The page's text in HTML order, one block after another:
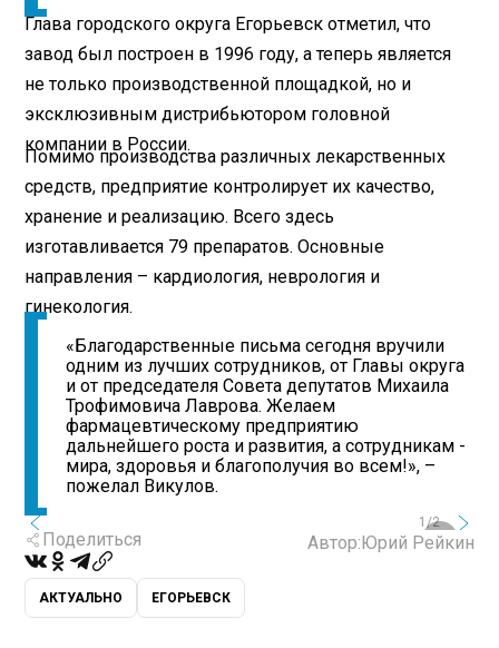
Глава городского округа Егорьевск отметил, что
завод был построен в 1996 году, а теперь является
не только производственной площадкой, но и
эксклюзивным дистрибьютором головной
компании в России.
Помимо производства различных лекарственных
средств, предприятие контролирует их качество,
хранение и реализацию. Всего здесь
изготавливается 79 препаратов. Основные
направления – кардиология, неврология и
гинекология.
«Благодарственные письма сегодня вручили
одним из лучших сотрудников, от Главы округа
и от председателя Совета депутатов Михаила
Трофимовича Лаврова. Желаем
фармацевтическому предприятию
дальнейшего роста и развития, а сотрудникам -
мира, здоровья и благополучия во всем!», –
пожелал Викулов.
1/2
Поделиться Автор: Юрий Рейкин
АКТУАЛЬНО ЕГОРЬЕВСК